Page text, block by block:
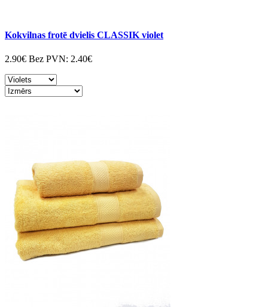
Kokvilnas frotē dvielis CLASSIK violet
2.90€ Bez PVN: 2.40€